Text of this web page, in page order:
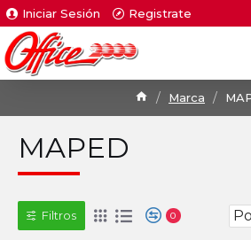
Iniciar Sesión Registrate
Marca
MAPED
Filtros 0